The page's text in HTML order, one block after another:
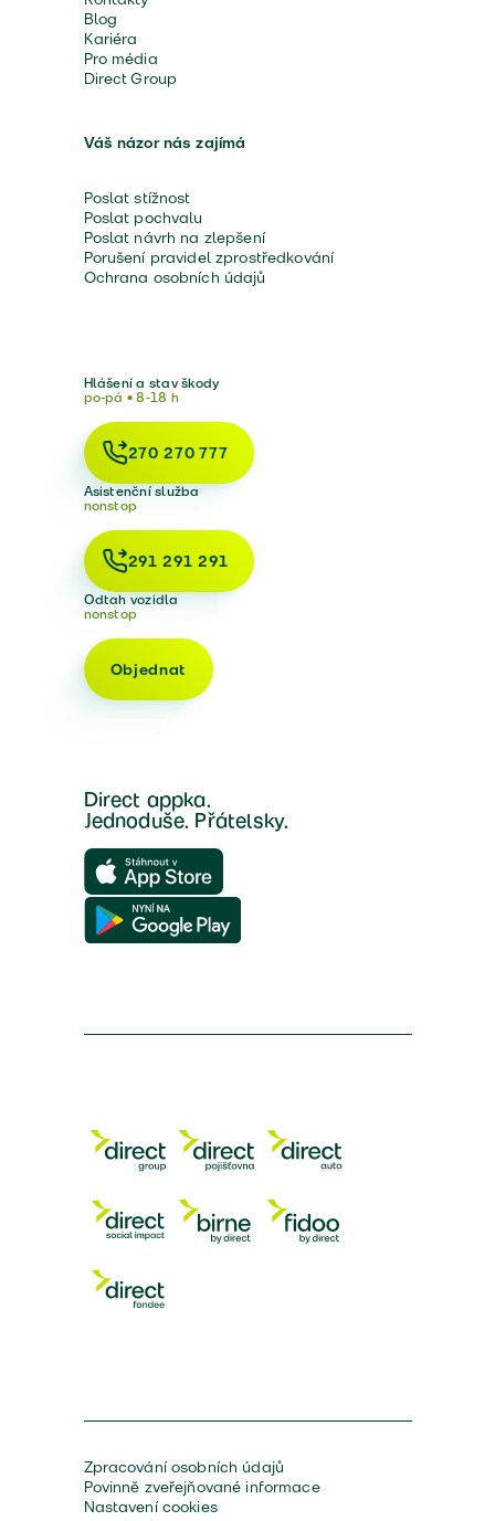
Blog
Kariéra
Pro média
Direct Group
Váš názor nás zajímá
Poslat stížnost
Poslat pochvalu
Poslat návrh na zlepšení
Porušení pravidel zprostředkování
Ochrana osobních údajů
Hlášení a stav škody
po-pá • 8-18 h
270 270 777
Asistenční služba
nonstop
291 291 291
Odtah vozidla
nonstop
Objednat
Direct appka.
Jednoduše. Přátelsky.
Zpracování osobních údajů
Povinně zveřejňované informace
Nastavení cookies